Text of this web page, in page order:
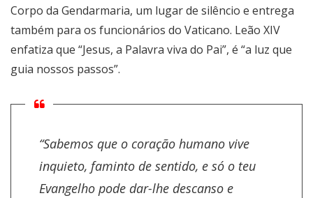
Corpo da Gendarmaria, um lugar de silêncio e entrega
também para os funcionários do Vaticano. Leão XIV
enfatiza que “Jesus, a Palavra viva do Pai”, é “a luz que
guia nossos passos”.
“Sabemos que o coração humano vive
inquieto, faminto de sentido, e só o teu
Evangelho pode dar-lhe descanso e